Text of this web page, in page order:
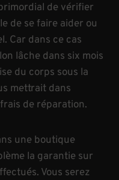
de vérifier
de se faire aider ou
Car dans ce cas
lâche dans six mois
du corps sous la
mettrait dans
de réparation.
une boutique
la garantie sur
Vous serez